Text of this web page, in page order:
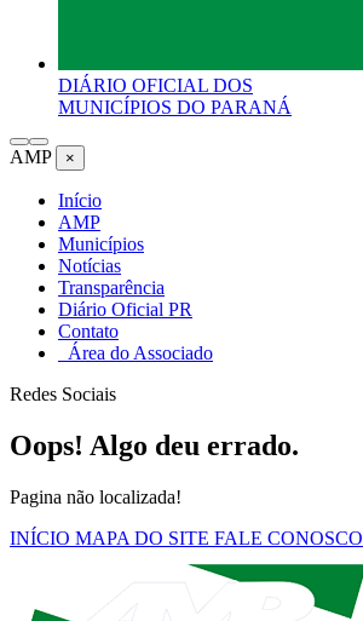
DIÁRIO OFICIAL DOS
MUNICÍPIOS DO PARANÁ
AMP ×
Início
AMP
Municípios
Notícias
Transparência
Diário Oficial PR
Contato
Área do Associado
Redes Sociais
Oops! Algo deu errado.
Pagina não localizada!
INÍCIO MAPA DO SITE FALE CONOSCO